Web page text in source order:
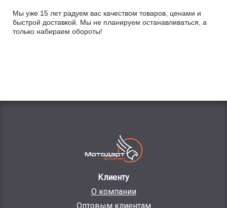
Мы уже 15 лет радуем вас качеством товаров, ценами и
быстрой доставкой. Мы не планируем останавливаться, а
только набираем обороты!
Клиенту
О компании
Оптовым клиентам